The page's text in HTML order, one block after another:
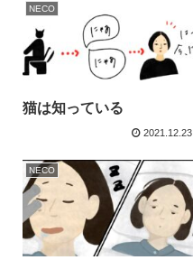
NECO
猫は知っている
2021.12.23
NECO